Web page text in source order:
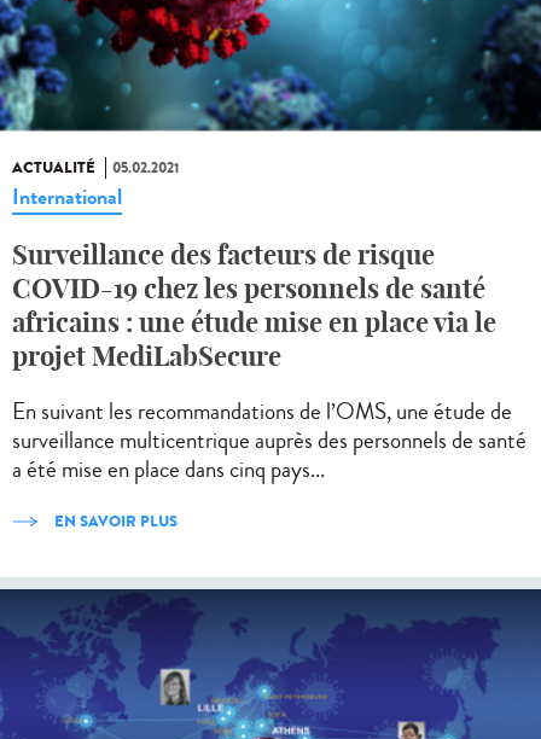
ACTUALITÉ 05.02.2021
International
Surveillance des facteurs de risque
COVID-19 chez les personnels de santé
africains : une étude mise en place via le
projet MediLabSecure
En suivant les recommandations de l’OMS, une étude de
surveillance multicentrique auprès des personnels de santé
a été mise en place dans cinq pays...
EN SAVOIR PLUS